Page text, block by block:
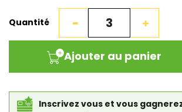
Quantité
Ajouter au panier
Inscrivez vous et vous